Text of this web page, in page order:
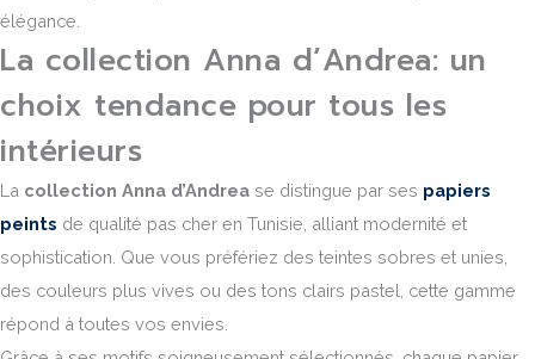
élégance.
La collection Anna d’Andrea: un
choix tendance pour tous les
intérieurs
La collection Anna d’Andrea se distingue par ses papiers
peints de qualité pas cher en Tunisie, alliant modernité et
sophistication. Que vous préfériez des teintes sobres et unies,
des couleurs plus vives ou des tons clairs pastel, cette gamme
répond à toutes vos envies.